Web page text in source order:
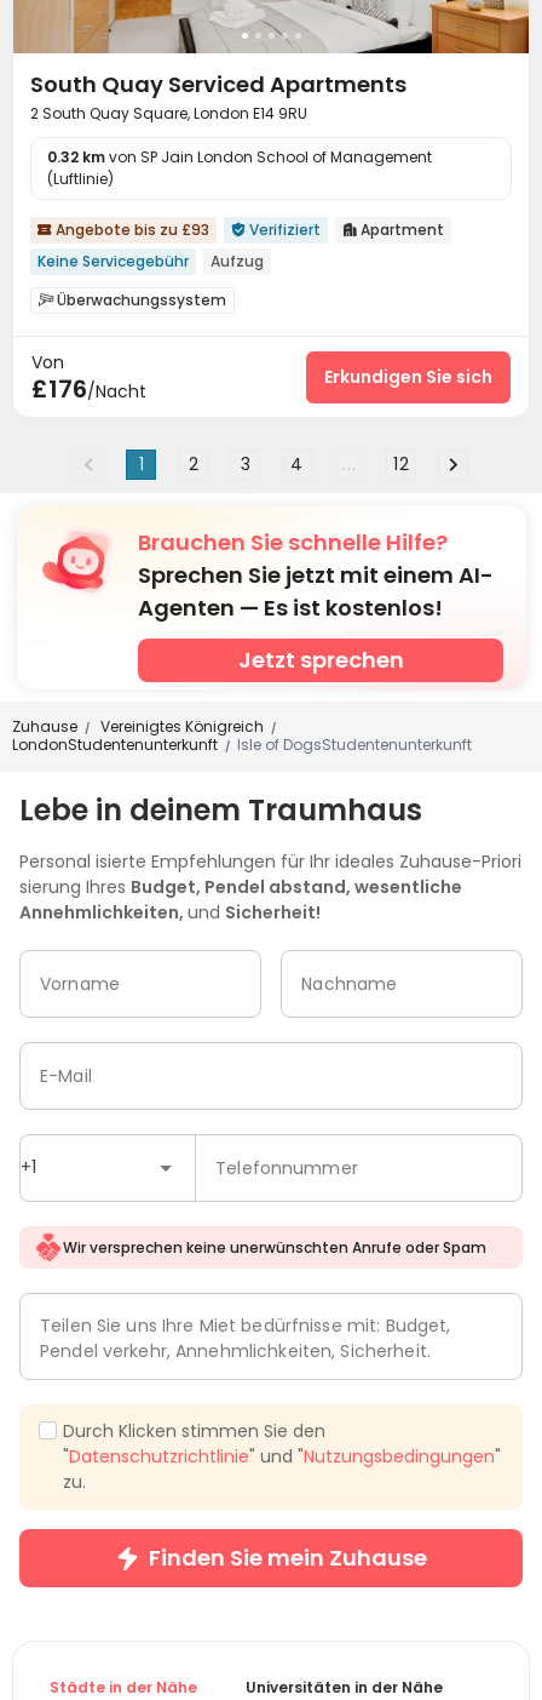
South Quay Serviced Apartments
2 South Quay Square, London E14 9RU
0.32 kmvon SP Jain London School of Management
(Luftlinie)
 Angebote bis zu £93  Verifiziert  Apartment
Keine Servicegebühr
Aufzug
Überwachungssystem
Aufzug
Von
£176/Nacht
Erkundigen Sie sich
1 2 3 4 ... 12
Brauchen Sie schnelle Hilfe?
Sprechen Sie jetzt mit einem AI-
Agenten — Es ist kostenlos!
Jetzt sprechen
Zuhause / Vereinigtes Königreich /
LondonStudentenunterkunft / Isle of DogsStudentenunterkunft
Lebe in deinem Traumhaus
Personal isierte Empfehlungen für Ihr ideales Zuhause-Priori
sierung Ihres Budget, Pendel abstand, wesentliche
Annehmlichkeiten, und Sicherheit!
Vorname Nachname
+1 Telefonnummer
E-Mail
Wir versprechen keine unerwünschten Anrufe oder Spam
Teilen Sie uns Ihre Miet bedürfnisse mit: Budget,
Pendel verkehr, Annehmlichkeiten, Sicherheit.
Durch Klicken stimmen Sie den
"Datenschutzrichtlinie" und "Nutzungsbedingungen"
zu.
Finden Sie mein Zuhause
Städte in der Nähe Universitäten in der Nähe